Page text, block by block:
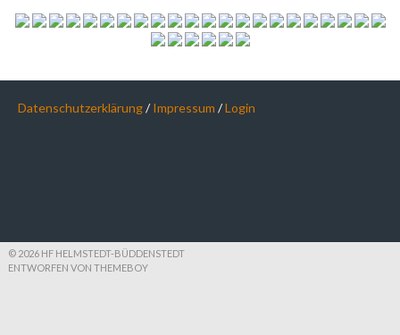
Datenschutzerklärung/Impressum /Login
© 2026 HF HELMSTEDT-BÜDDENSTEDT
ENTWORFEN VON THEMEBOY